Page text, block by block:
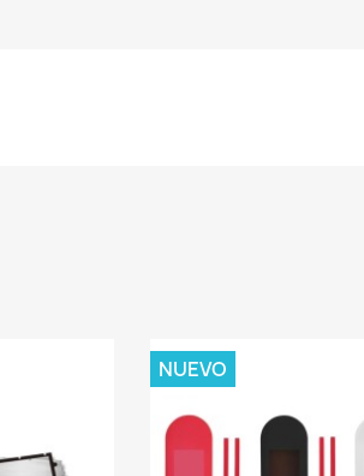
NUEVO